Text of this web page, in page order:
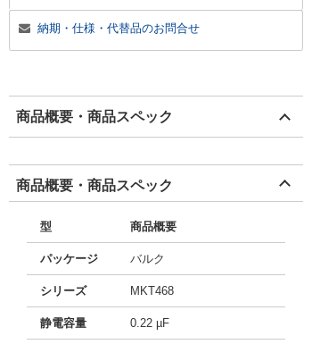
納期・仕様・代替品のお問合せ
商品概要・商品スペック
商品概要・商品スペック
型 商品概要
パッケージ バルク
シリーズ MKT468
静電容量 0.22 µF